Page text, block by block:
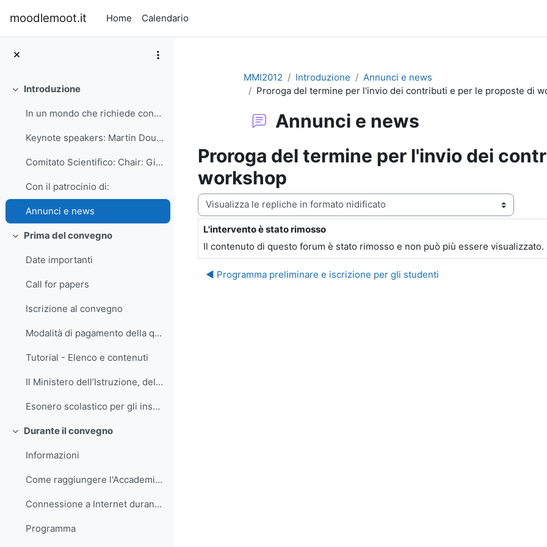
moodlemoot.it Home Calendario
Minimizza
Introduzione
In un mondo che richiede conoscenze crescenti e le...
Keynote speakers: Martin Dougiamas, Founder and Le...
Comitato Scientifico: Chair: Giuseppe Fiorentino -...
Con il patrocinio di:
Annunci e news
Minimizza
Prima del convegno
Date importanti
Call for papers
Iscrizione al convegno
Modalità di pagamento della quota di iscrizione
Tutorial - Elenco e contenuti
Il Ministero dell’Istruzione, dell’Università e de...
Esonero scolastico per gli insegnanti
Minimizza
Durante il convegno
Informazioni
Come raggiungere l'Accademia Navale
Connessione a Internet durante il convegno
Programma
MMI2012 Introduzione
Annunci e news
Proroga del termine per l'invio dei contributi e per le proposte di
Annunci e news
Proroga del termine per l'invio dei
workshop
Modalità visualizzazione
L'intervento è stato rimosso
Numero di risposte: 0
Il contenuto di questo forum è stato rimosso e non può più essere visualizzato.
◀︎ Programma preliminare e iscrizione per gli studenti